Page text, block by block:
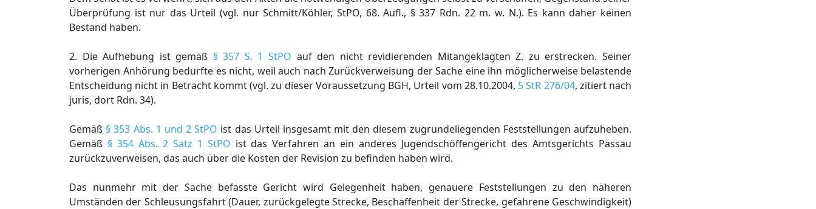
Überprüfung ist nur das Urteil (vgl. nur Schmitt/Köhler, StPO, 68. Aufl., § 337 Rdn. 22 m. w. N.). Es kann daher keinen
Bestand haben.
2. Die Aufhebung ist gemäß § 357 S. 1 StPO auf den nicht revidierenden Mitangeklagten Z. zu erstrecken. Seiner
vorherigen Anhörung bedurfte es nicht, weil auch nach Zurückverweisung der Sache eine ihn möglicherweise belastende
Entscheidung nicht in Betracht kommt (vgl. zu dieser Voraussetzung BGH, Urteil vom 28.10.2004, 5 StR 276/04, zitiert nach
juris, dort Rdn. 34).
Gemäß § 353 Abs. 1 und 2 StPO ist das Urteil insgesamt mit den diesem zugrundeliegenden Feststellungen aufzuheben.
Gemäß § 354 Abs. 2 Satz 1 StPO ist das Verfahren an ein anderes Jugendschöffengericht des Amtsgerichts Passau
zurückzuverweisen, das auch über die Kosten der Revision zu befinden haben wird.
Das nunmehr mit der Sache befasste Gericht wird Gelegenheit haben, genauere Feststellungen zu den näheren
Umständen der Schleusungsfahrt (Dauer, zurückgelegte Strecke, Beschaffenheit der Strecke, gefahrene Geschwindigkeit)